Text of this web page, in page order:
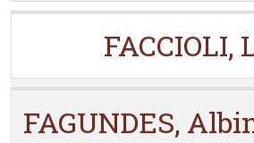
FACCIOLI,
FAGUNDES,